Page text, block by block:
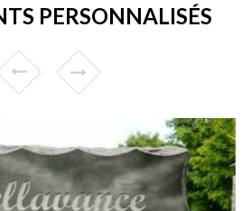
PERSONNALISÉS